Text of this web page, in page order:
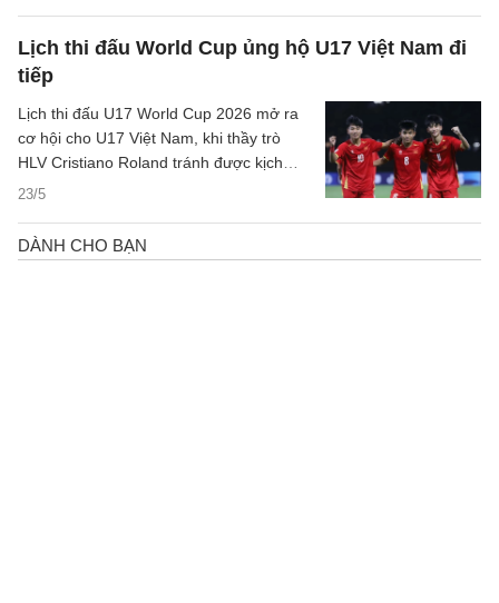
Lịch thi đấu World Cup ủng hộ U17 Việt Nam đi
tiếp
23/5
Lịch thi đấu U17 World Cup 2026 mở ra
cơ hội cho U17 Việt Nam, khi thầy trò
HLV Cristiano Roland tránh được kịch
bản gặp liên tiếp 2 đối thủ mạnh nhất